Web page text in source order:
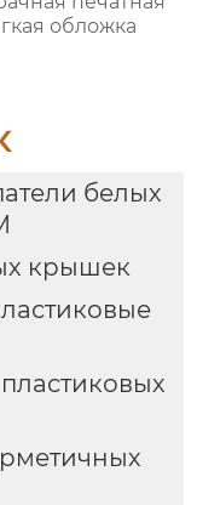
обложка
белых
крышек